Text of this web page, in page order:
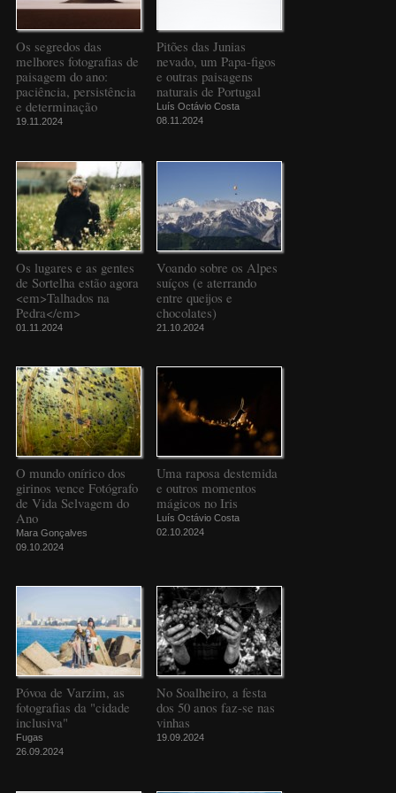
Os segredos das
melhores fotografias de
paisagem do ano:
paciência, persistência
e determinação
19.11.2024
Pitões das Junias
nevado, um Papa-figos
e outras paisagens
naturais de Portugal
Luís Octávio Costa
08.11.2024
Os lugares e as gentes
de Sortelha estão agora
<em>Talhados na
Pedra</em>
01.11.2024
Voando sobre os Alpes
suíços (e aterrando
entre queijos e
chocolates)
21.10.2024
O mundo onírico dos
girinos vence Fotógrafo
de Vida Selvagem do
Ano
Mara Gonçalves
09.10.2024
Uma raposa destemida
e outros momentos
mágicos no Iris
Luís Octávio Costa
02.10.2024
Póvoa de Varzim, as
fotografias da "cidade
inclusiva"
Fugas
26.09.2024
No Soalheiro, a festa
dos 50 anos faz-se nas
vinhas
19.09.2024